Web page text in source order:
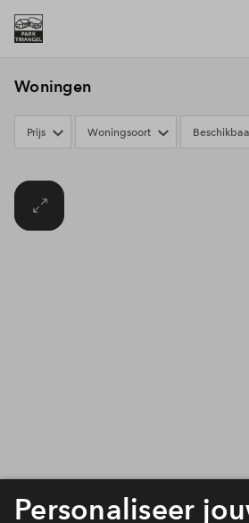
Woningen
Prijs Woningsoort